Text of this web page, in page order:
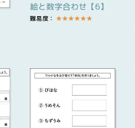
絵と数字合わせ【6】
難易度： ★★★★★★